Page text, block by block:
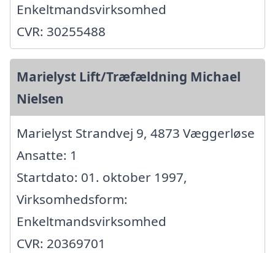
Enkeltmandsvirksomhed
CVR: 30255488
Marielyst Lift/Træfældning Michael
Nielsen
Marielyst Strandvej 9, 4873 Væggerløse
Ansatte: 1
Startdato: 01. oktober 1997,
Virksomhedsform:
Enkeltmandsvirksomhed
CVR: 20369701